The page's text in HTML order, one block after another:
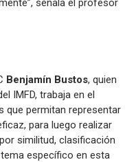
señala el profesor
Benjamín Bustos, quien
IMFD, trabaja en el
que permitan representar
para luego realizar
similitud, clasificación
específico en esta